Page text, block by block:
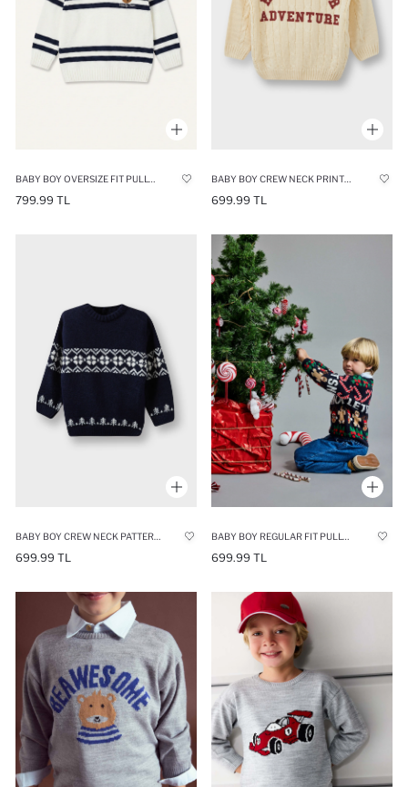
799.99 TL 699.99 TL
699.99 TL 699.99 TL